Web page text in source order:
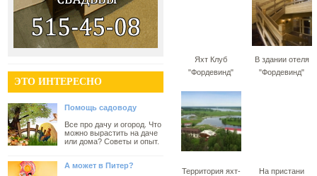
ЭТО ИНТЕРЕСНО
Помощь садоводу
Все про дачу и огород. Что
можно вырастить на даче
или дома? Советы и опыт.
А может в Питер?
Яхт Клуб
"Фордевинд"
В здании отеля
"Фордевинд"
Территория яхт-
На пристани